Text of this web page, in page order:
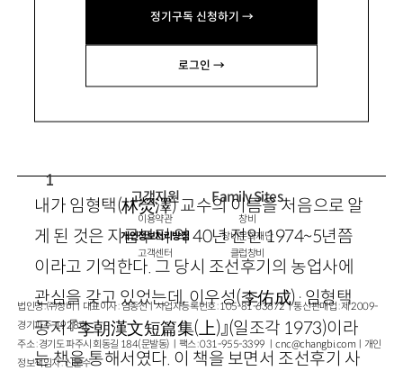
정기구독 신청하기 →
로그인 →
과 중국 근세 오백년을 가다』 『국사의 신화를 넘
어서』 등이 있음. miyajimah@skku.edu
1
내가 임형택(林熒澤)교수의 이름을 처음으로 알
게 된 것은 지금부터 약40년 전인1974~5년쯤
이라고 기억한다. 그 당시 조선후기의 농업사에
관심을 갖고 있었는데, 이우성(李佑成)·임형택
공저 『李朝漢文短篇集(上)』(일조각 1973)이라
는 책을 통해서였다. 이 책을 보면서 조선후기 사
고객지원
이용약관
개인정보처리방침
고객센터
Family Sites
창비
창비문화재단
클럽창비
법인명 : ㈜창비ㅣ대표이사 : 염종선ㅣ사업자등록번호 : 105-81-63672ㅣ통신판매업 : 제 2009-
경기파주-1928호
주소 : 경기도 파주시 회동길 184(문발동)ㅣ팩스 : 031-955-3399 ㅣcnc@changbi.com ㅣ개인
정보책임자 : 신문수